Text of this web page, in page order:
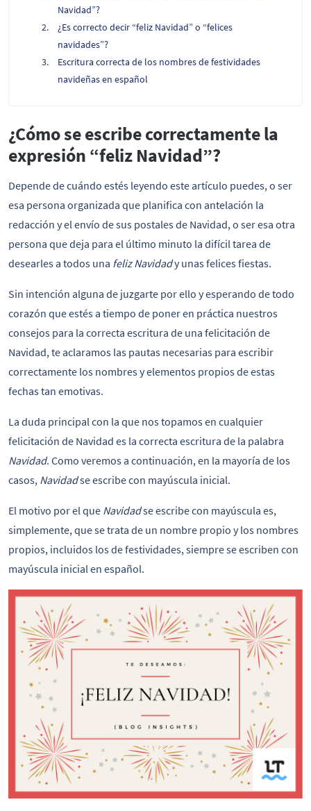
Navidad”?
¿Es correcto decir “feliz Navidad” o “felices
navidades”?
Escritura correcta de los nombres de festividades
navideñas en español
¿Cómo se escribe correctamente la
expresión “feliz Navidad”?
Depende de cuándo estés leyendo este artículo puedes, o ser
esa persona organizada que planifica con antelación la
redacción y el envío de sus postales de Navidad, o ser esa otra
persona que deja para el último minuto la difícil tarea de
desearles a todos una feliz Navidady unas felices fiestas.
Sin intención alguna de juzgarte por ello y esperando de todo
corazón que estés a tiempo de poner en práctica nuestros
consejos para la correcta escritura de una felicitación de
Navidad, te aclaramos las pautas necesarias para escribir
correctamente los nombres y elementos propios de estas
fechas tan emotivas.
La duda principal con la que nos topamos en cualquier
felicitación de Navidad es la correcta escritura de la palabra
Navidad. Como veremos a continuación, en la mayoría de los
casos, Navidadse escribe con mayúscula inicial.
El motivo por el que Navidadse escribe con mayúscula es,
simplemente, que se trata de un nombre propio y los nombres
propios, incluidos los de festividades, siempre se escriben con
mayúscula inicial en español.